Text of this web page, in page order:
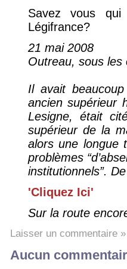
Savez vous
Légifrance?
21 mai 2008
Outreau, sous les
Il avait
ancien supérieur
Lesigne, était
supérieur de la
alors une longue
problèmes
institutionnels”.
'Cliquez Ici'
Sur la route
Laisser un commentaire »
Aucun